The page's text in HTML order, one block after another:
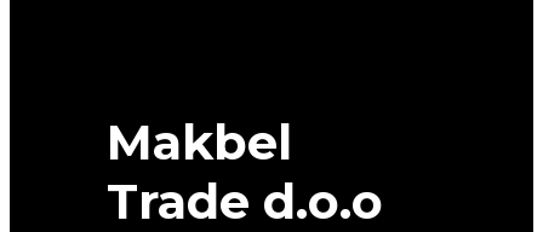
Makbel
Trade d.o.o